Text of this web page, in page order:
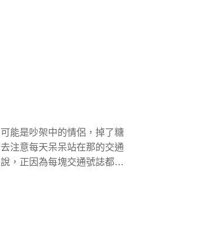
能是吵架中的情侶，掉了糖
注意每天呆呆站在那的交通
，正因為每塊交通號誌都